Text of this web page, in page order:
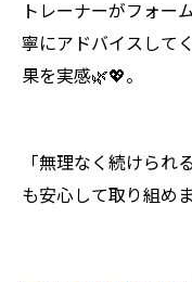
トレーナーがフォー
寧にアドバイスして
果を実感🌿💖。
「無理なく続けられ
も安心して取り組めま